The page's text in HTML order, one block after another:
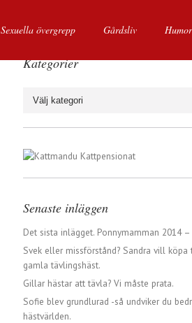
Sexuella övergrepp Gårdsliv Humor
Kategorier
Senaste inläggen
Det sista inlägget. Ponnymamman 2014 –
Svek eller missförstånd? Sandra vill köpa
gamla tävlingshäst.
Gillar hästar att tävla? Vi måste prata.
Sofie blev grundlurad -så undviker du
hästvärlden.